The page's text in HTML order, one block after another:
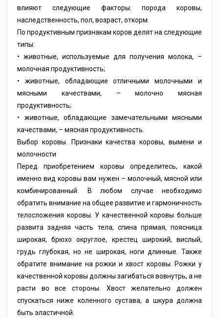
влияют следующие факторы: порода коровы,
наследственность, пол, возраст, откорм.
По продуктивным признакам коров делят на следующие
типы:
• животные, используемые для получения молока, –
молочная продуктивность;
• животные, обладающие отличными молочными и
мясными качествами, – молочно мясная
продуктивность;
• животные, обладающие замечательными мясными
качествами, – мясная продуктивность.
Выбор коровы. Признаки качества коровы, вымени и
молочности
Перед приобретением коровы определитесь, какой
именно вид коровы вам нужен – молочный, мясной или
комбинированный. В любом случае необходимо
обратить внимание на общее развитие и гармоничность
телосложения коровы. У качественной коровы больше
развита задняя часть тела, спина прямая, поясница
широкая, брюхо округлое, крестец широкий, вислый,
грудь глубокая, но не широкая, ноги длинные. Также
обратите внимание на рожки и хвост коровы. Рожки у
качественной коровы должны загибаться вовнутрь, а не
расти во все стороны. Хвост желательно должен
спускаться ниже коленного сустава, а шкура должна
быть эластичной.